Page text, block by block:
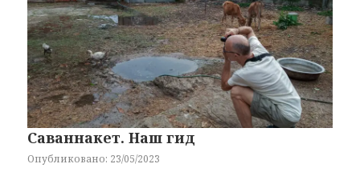
Саваннакет. Наш гид
Опубликовано: 23/05/2023